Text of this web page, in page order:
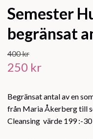
Semester
begränsat
400 kr
250 kr
Begränsat antal av en
från Maria Åkerberg till
Cleansing värde 199 :-